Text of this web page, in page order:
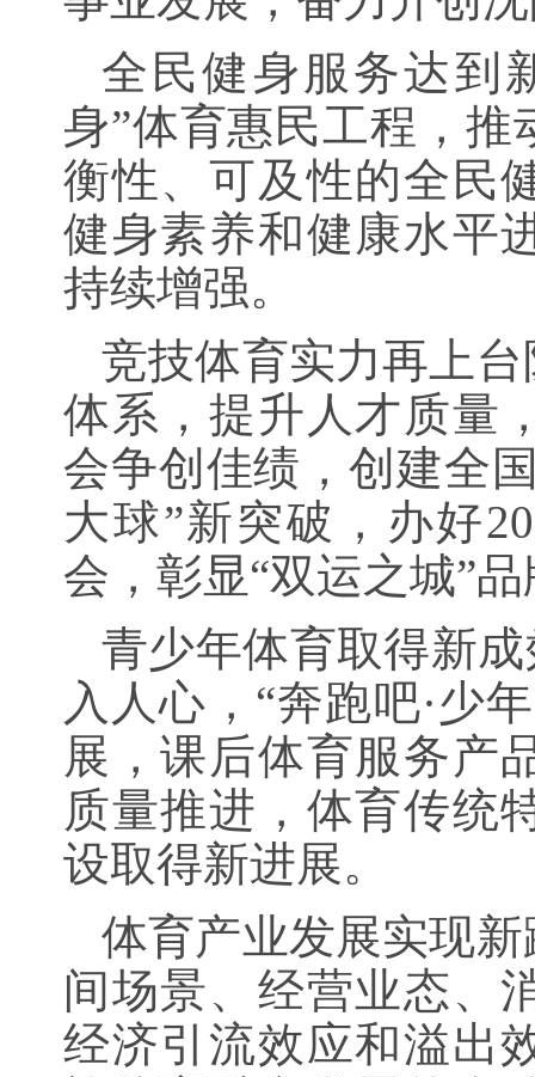
全民健身服务达到
身”体育惠民工程，
衡性、可及性的全民
健身素养和健康水平
持续增强。
竞技体育实力再上
体系，提升人才质量
会争创佳绩，创建全
大球”新突破，办好
会，彰显“双运之城”
青少年体育取得新
入人心，“奔跑吧·少
展，课后体育服务产
质量推进，体育传统
设取得新进展。
体育产业发展实现
间场景、经营业态、
经济引流效应和溢出